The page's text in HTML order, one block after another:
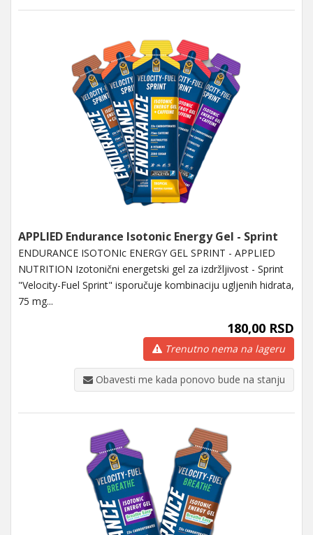
APPLIED Endurance Isotonic Energy Gel - Sprint
ENDURANCE ISOTONIc ENERGY GEL SPRINT - APPLIED
NUTRITION Izotonični energetski gel za izdržljivost - Sprint
"Velocity-Fuel Sprint" isporučuje kombinaciju ugljenih hidrata,
75 mg...
180,00 RSD
Trenutno nema na lageru
Obavesti me kada ponovo bude na stanju